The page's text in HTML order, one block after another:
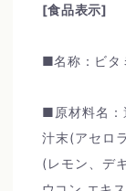
[食品表示]
■名称：ビタ
■原材料名：
汁末(アセロ
(レモン、デ